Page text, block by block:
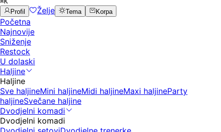
Profil
Želje Tema Korpa
Početna
Najnovije
Sniženje
Restock
U dolaski
Haljine
Haljine
Sve haljineMini haljineMidi haljineMaxi haljineParty
haljineSvečane haljine
Dvodjelni komadi
Dvodjelni komadi